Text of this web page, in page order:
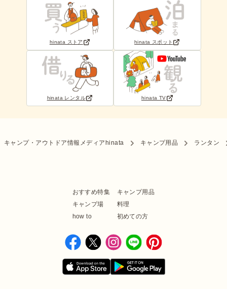
hinata ストア hinata スポット
hinata レンタル hinata TV
キャンプ・アウトドア情報メディアhinata キャンプ用品 ランタン
おすすめ特集
キャンプ用品
キャンプ場
料理
how to
初めての方